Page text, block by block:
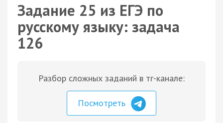
Задание 25 из ЕГЭ по
русскому языку: задача
126
Разбор сложных заданий в тг-канале:
Посмотреть